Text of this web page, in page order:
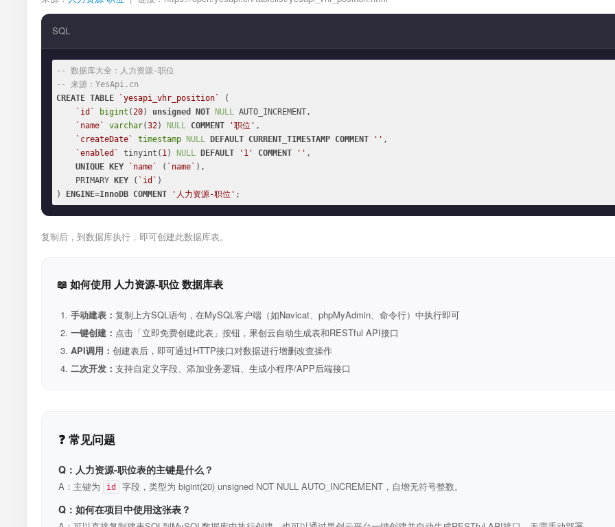
SQL
-- 数据库大全：人力资源-职位
-- 来源：YesApi.cn
CREATE TABLE `yesapi_vhr_position`
(
`id`
bigint (20) unsigned NOT NULL AUTO_INCREMENT,
`name`
varchar(32) NULL COMMENT '职位' ,
`createDate`
timestamp NULL DEFAULT CURRENT_TIMESTAMP COMMENT '' ,
`enabled`
tinyint( 1) NULL DEFAULT '1' COMMENT '' ,
UNIQUE
KEY `name` ( `name` ),
    PRIMARY
KEY ( `id` )
)
ENGINE=InnoDB COMMENT '人力资源-职位' ;
复制后，到数据库执行，即可创建此数据库表。
📖 如何使用 人力资源-职位 数据库表
手动建表： 复制上方SQL语句，在MySQL客户端（如Navicat、phpMyAdmin、命令行）中执行即可
一键创建： 点击「立即免费创建此表」按钮，果创云自动生成表和RESTful API接口
API调用： 创建表后，即可通过HTTP接口对数据进行增删改查操作
二次开发： 支持自定义字段、添加业务逻辑、生成小程序/APP后端接口
❓ 常见问题
Q：人力资源-职位表的主键是什么？
A：主键为 id 字段，类型为 bigint(20) unsigned NOT NULL AUTO_INCREMENT，自增无符号整数。
Q：如何在项目中使用这张表？